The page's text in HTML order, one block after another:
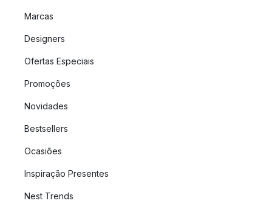
Marcas
Designers
Ofertas Especiais
Promoções
Novidades
Bestsellers
Ocasiões
Inspiração Presentes
Nest Trends